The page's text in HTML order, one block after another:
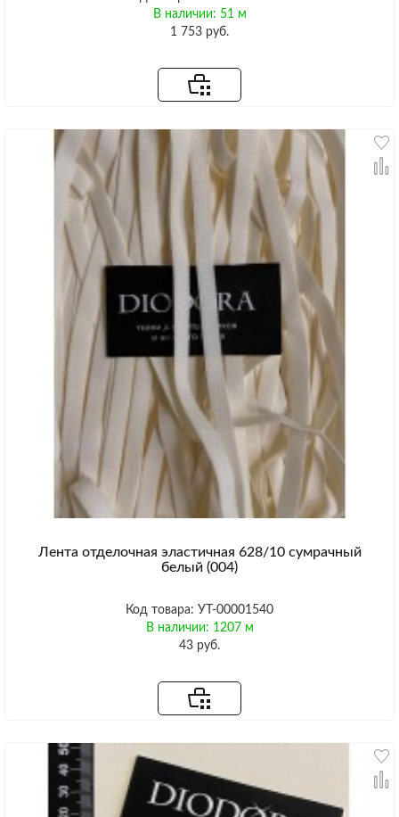
В наличии: 51 м
1 753 руб.
Лента отделочная эластичная 628/10 сумрачный
белый (004)
Код товара: УТ-00001540
В наличии: 1207 м
43 руб.